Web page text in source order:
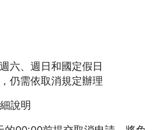
六、週日和國定假日
仍需依取消規定辦理
說明